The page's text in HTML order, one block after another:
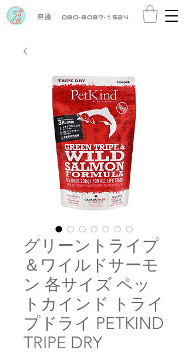
直通 080-8087-1524
グリーントライプ
＆ワイルドサーモ
ン 各サイズ ペッ
トカインド トライ
プドライ PETKIND
TRIPE DRY